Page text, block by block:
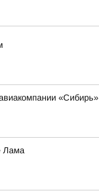
«Сибирь»
Лама